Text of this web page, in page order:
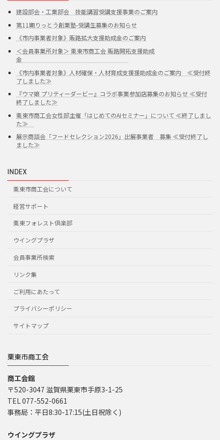
建設部会・工業部会 技能講習受講支援事業のご案内
第11期りっとう創業塾-受講生募集のお知らせ
《市内事業者対象》販路拡大支援助成金のご案内
＜会員事業所対象＞ 栗東市商工会 販路開拓支援助成
金
《市内事業者対象》人材確保・人材育成支援援助成金のご案内 ≪受付終
了しました≫
『ウマ娘 プリティーダービー』コラボ事業参加店募集のお知らせ ≪受付
終了しました≫
栗東市商工会女性部主催「はじめてのAIセミナー」について ≪終了しまし
た≫
展示商談会「フードセレクション2026」出展事業者 募集 ≪受付終了し
ました≫
INDEX
栗東市商工会について
経営サポート
栗東フォレスト倶楽部
ウイングプラザ
会員事業所検索
リンク集
ご利用にあたって
プライバシーポリシー
サイトマップ
栗東市商工会
商工会館
〒520-3047 滋賀県栗東市手原3-1-25
TEL 077-552-0661
事務局：平日8:30-17:15(土日祝除く)
ウイングプラザ